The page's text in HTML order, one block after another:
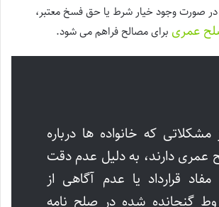
در صورت وجود خیار شرط یا حق فسخ معتبر،
عمری برای مصالح فراهم می شود.
مشکلاتی که خانواده ها درباره
عمری دارند، به دلیل عدم دقت
قرارداد یا عدم آگاهی از
گنجانده شده در صلح نامه